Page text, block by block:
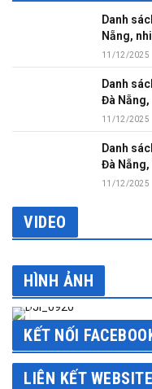
Danh
Nẵng,
11/12/2025
Danh
Đà Nẵng,
11/12/2025
Danh
Đà Nẵng,
11/12/2025
VIDEO
HÌNH ẢNH
KẾT NỐI
LIÊN KẾT WEBSITE